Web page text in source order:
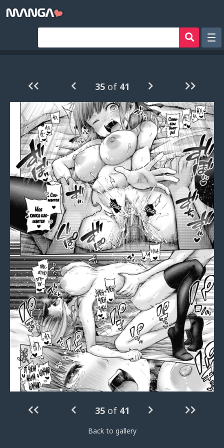
Аниме хентай
Сборники манги
Sign in
Register
35 of 41
35 of 41
Back to gallery